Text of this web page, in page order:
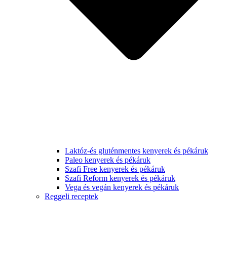
Laktóz-és gluténmentes kenyerek és pékáruk
Paleo kenyerek és pékáruk
Szafi Free kenyerek és pékáruk
Szafi Reform kenyerek és pékáruk
Vega és vegán kenyerek és pékáruk
Reggeli receptek